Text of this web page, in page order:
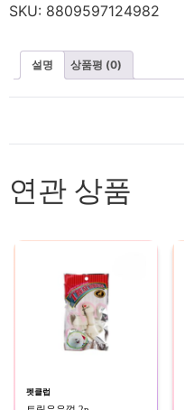
SKU: 8809597124982
설명 상품평 (0)
연관 상품
펫클럽